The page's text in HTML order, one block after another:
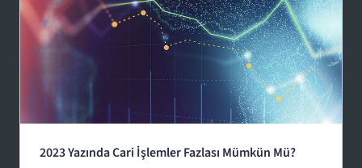
2023 Yazında Cari İşlemler Fazlası Mümkün Mü?